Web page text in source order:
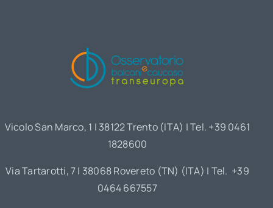
Vicolo San Marco, 1 | 38122 Trento (ITA) | Tel. +39 0461
1828600
Via Tartarotti, 7 | 38068 Rovereto (TN) (ITA) | Tel. +39
0464 667557